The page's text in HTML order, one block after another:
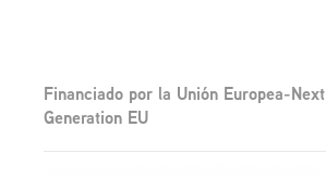
Financiado por la Unión Europea-Next
Generation EU